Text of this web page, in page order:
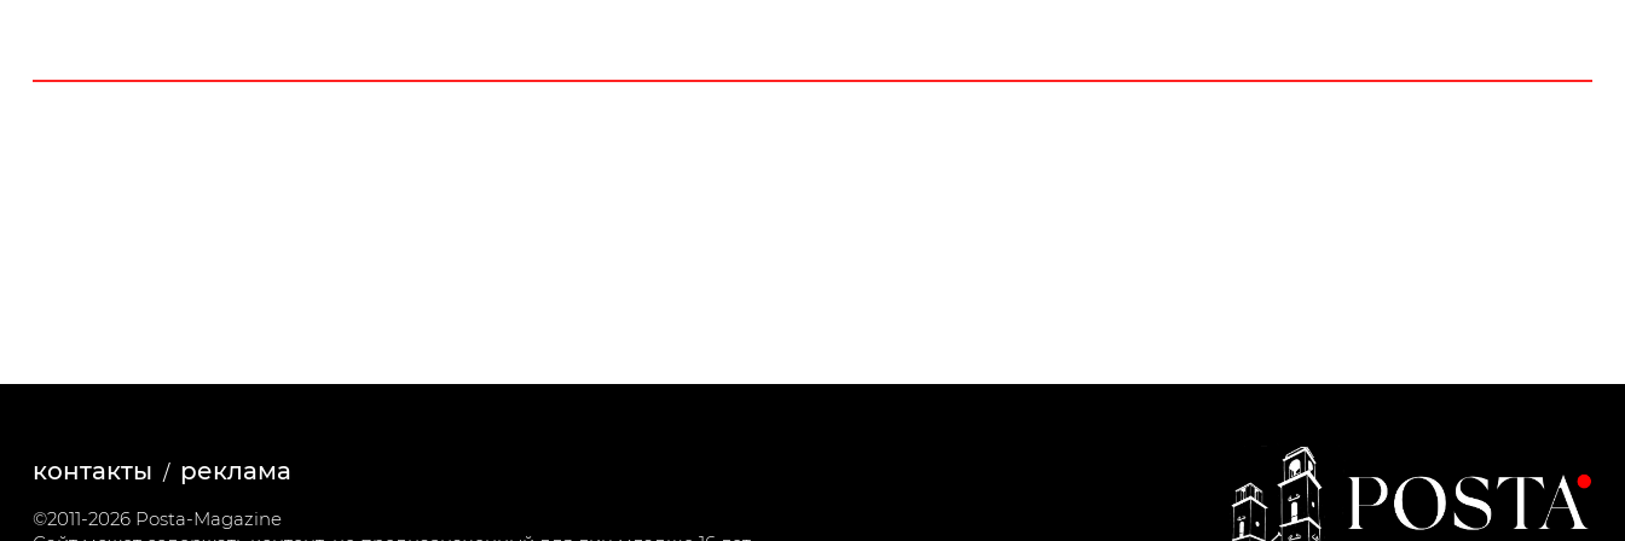
контакты реклама
©2011-2026 Posta-Magazine